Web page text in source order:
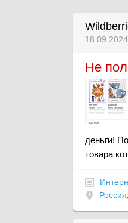
18.09.2024
Не
деньги!
товара
Россия